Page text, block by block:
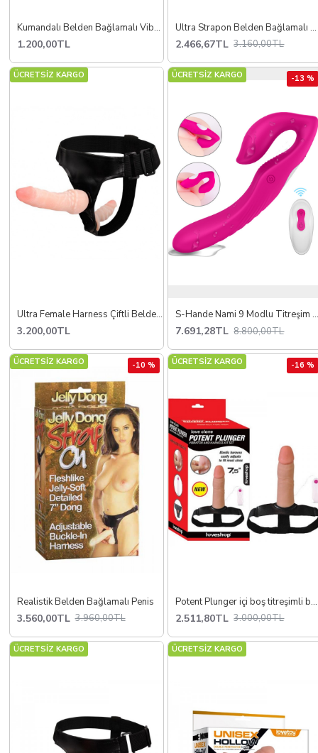
Kumandalı Belden Bağlamalı Vibratör
1.200,00TL
Ultra Strapon Belden Bağlamalı Protez Penis
2.466,67TL 3.160,00TL
ÜCRETSİZ KARGO
Ultra Female Harness Çiftli Belden Bağlamalı
3.200,00TL
ÜCRETSİZ KARGO -13 %
S-Hande Nami 9 Modlu Titreşim ve
7.691,28TL 8.800,00TL
ÜCRETSİZ KARGO -10 %
Realistik Belden Bağlamalı Penis
3.560,00TL 3.960,00TL
ÜCRETSİZ KARGO -16 %
Potent Plunger içi boş titreşimli belden bağlamalı
2.511,80TL 3.000,00TL
ÜCRETSİZ KARGO ÜCRETSİZ KARGO